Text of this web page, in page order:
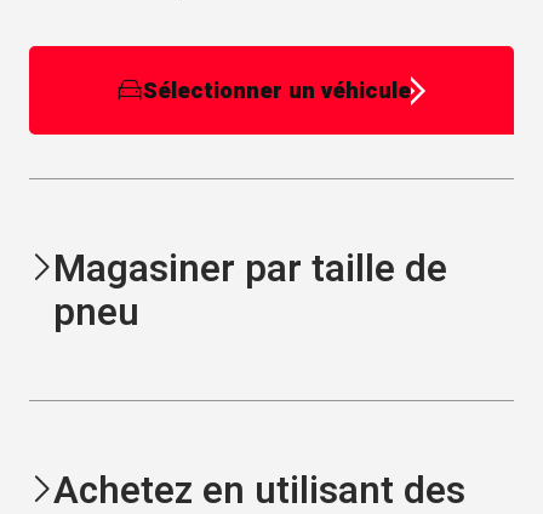
Sélectionner un véhicule
Magasiner par taille de
pneu
Achetez en utilisant des